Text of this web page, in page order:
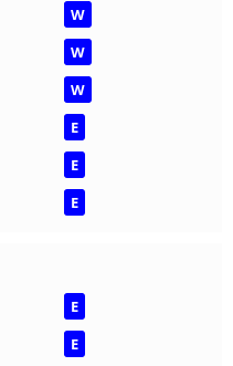
W
W
W
E
E
E
E
E